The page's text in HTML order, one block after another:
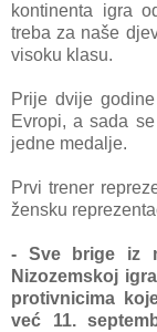
kontinenta igra
treba za naše
visoku klasu.
Prije dvije
Evropi, a sada
jedne medalje.
Prvi trener
žensku
- Sve brige iz
Nizozemskoj
protivnicima
već 11.